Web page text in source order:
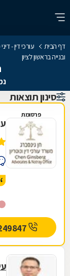
דף הבית עורכי דין -
ובנייה בראשון לציון
נמצאו
סינון תוצאות
פרסומת